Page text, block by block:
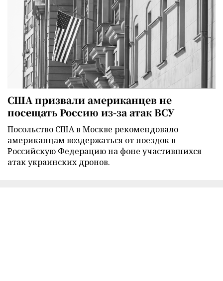
США призвали американцев не
посещать Россию из-за атак ВСУ
Посольство США в Москве рекомендовало
американцам воздержаться от поездок в
Российскую Федерацию на фоне участившихся
атак украинских дронов.